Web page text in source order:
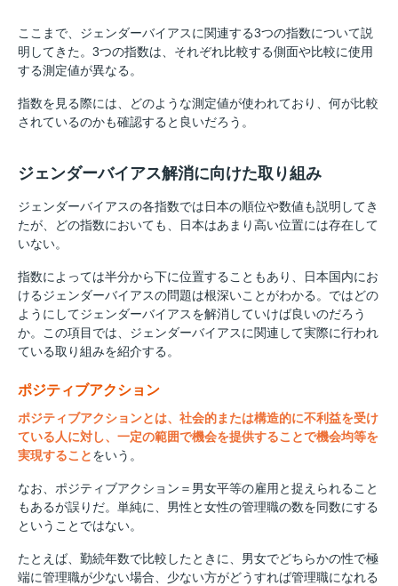
ここまで、ジェンダーバイアスに関連する3つの指数について説
明してきた。3つの指数は、それぞれ比較する側面や比較に使用
する測定値が異なる。
指数を見る際には、どのような測定値が使われており、何が比較
されているのかも確認すると良いだろう。
ジェンダーバイアス解消に向けた取り組み
ジェンダーバイアスの各指数では日本の順位や数値も説明してき
たが、どの指数においても、日本はあまり高い位置には存在して
いない。
指数によっては半分から下に位置することもあり、日本国内にお
けるジェンダーバイアスの問題は根深いことがわかる。ではどの
ようにしてジェンダーバイアスを解消していけば良いのだろう
か。この項目では、ジェンダーバイアスに関連して実際に行われ
ている取り組みを紹介する。
ポジティブアクション
ポジティブアクションとは、社会的または構造的に不利益を受け
ている人に対し、一定の範囲で機会を提供することで機会均等を
実現することをいう。
なお、ポジティブアクション＝男女平等の雇用と捉えられること
もあるが誤りだ。単純に、男性と女性の管理職の数を同数にする
ということではない。
たとえば、勤続年数で比較したときに、男女でどちらかの性で極
端に管理職が少ない場合、少ない方がどうすれば管理職になれる